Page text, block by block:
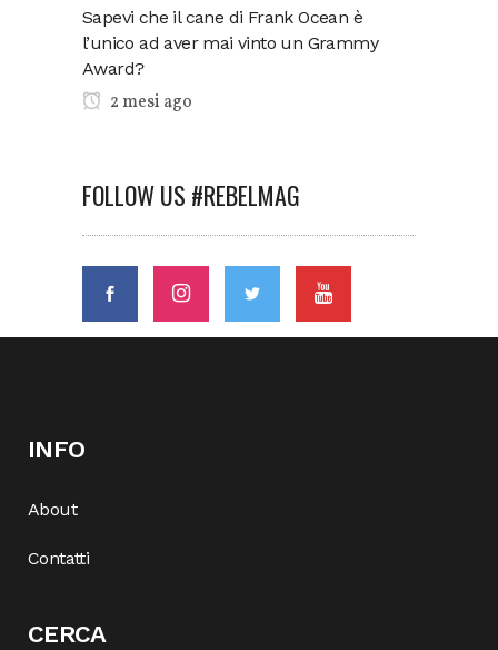
Sapevi che il cane di Frank Ocean è
l’unico ad aver mai vinto un Grammy
Award?
2 mesi ago
FOLLOW US #REBELMAG
INFO
About
Contatti
CERCA